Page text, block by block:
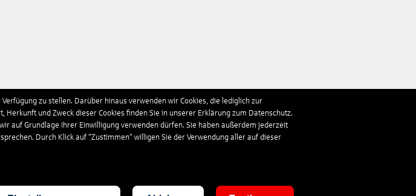
zu stellen. Darüber hinaus verwenden wir Cookies, die lediglich zur
und Zweck dieser Cookies finden Sie in unserer Erklärung zum Datenschutz.
auf Grundlage Ihrer Einwilligung verwenden dürfen. Sie haben außerdem jederzeit
Durch Klick auf “Zustimmen“ willigen Sie der Verwendung aller auf dieser